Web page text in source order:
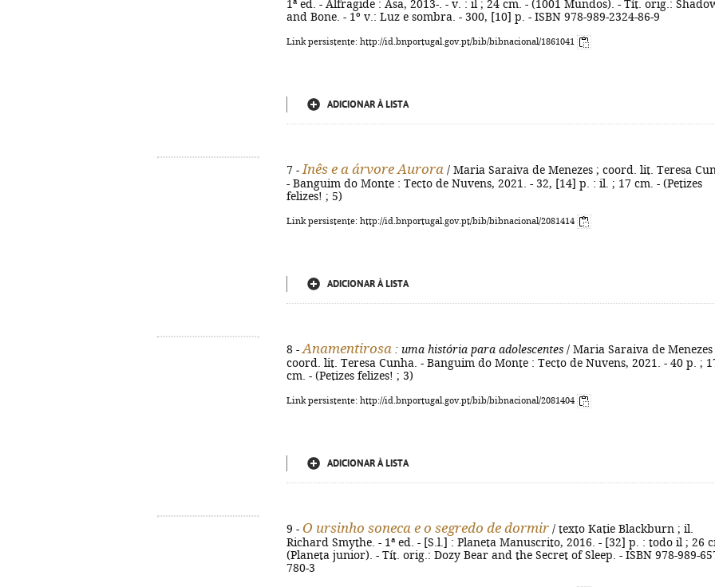
1ª ed. - Alfragide : Asa, 2013-. - v. : il ; 24 cm. - (1001 Mundos). - Tít. orig.:
and Bone. - 1º v.: Luz e sombra. - 300, [10] p. - ISBN 978-989-2324-86-9
Link persistente: http://id.bnportugal.gov.pt/bib/bibnacional/1861041
ADICIONAR À LISTA
7 - Inês e a árvore Aurora / Maria Saraiva de Menezes ; coord. lit. Teresa
- Banguim do Monte : Tecto de Nuvens, 2021. - 32, [14] p. : il. ; 17 cm. - (Petizes
felizes! ; 5)
Link persistente: http://id.bnportugal.gov.pt/bib/bibnacional/2081414
ADICIONAR À LISTA
8 - Anamentirosa : uma história para adolescentes / Maria Saraiva de Menezes
coord. lit. Teresa Cunha. - Banguim do Monte : Tecto de Nuvens, 2021. - 40 p. ;
cm. - (Petizes felizes! ; 3)
Link persistente: http://id.bnportugal.gov.pt/bib/bibnacional/2081404
ADICIONAR À LISTA
9 - O ursinho soneca e o segredo de dormir / texto Katie Blackburn ; il.
Richard Smythe. - 1ª ed. - [S.l.] : Planeta Manuscrito, 2016. - [32] p. : todo il ; 26
(Planeta junior). - Tít. orig.: Dozy Bear and the Secret of Sleep. - ISBN 978-989-
780-3